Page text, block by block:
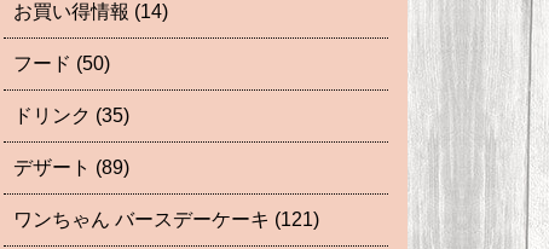
お買い得情報 (14)
フード (50)
ドリンク (35)
デザート (89)
ワンちゃん バースデーケーキ (121)